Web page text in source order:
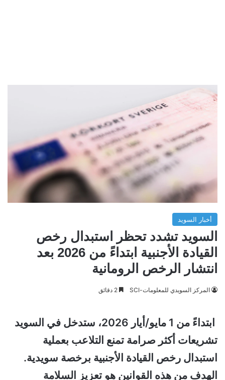
أخبار السويد
السويد تشدد تحظر استبدال رخص
القيادة الأجنبية ابتداءً من 2026 بعد
انتشار الرخص الرومانية
المركز السويدي للمعلومات-SCI
ابتداءً من 1 مايو/أيار 2026، ستدخل في السويد
تشريعات أكثر صرامة تمنع التلاعب بعملية
استبدال رخص القيادة الأجنبية برخصة سويدية.
الهدف من هذه القوانين هو تعزيز السلامة